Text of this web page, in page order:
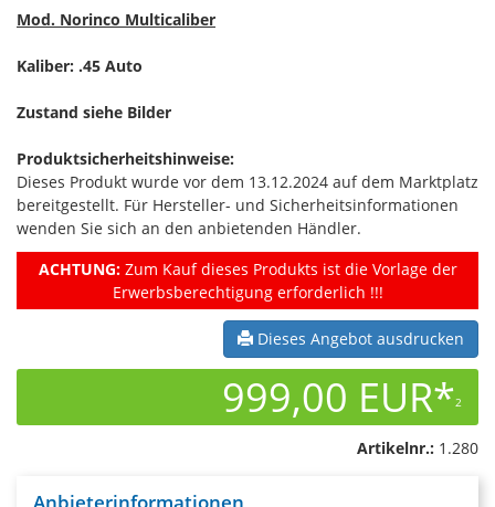
Mod. Norinco Multicaliber
Kaliber: .45 Auto
Zustand siehe Bilder
Produktsicherheitshinweise:
Dieses Produkt wurde vor dem 13.12.2024 auf dem Marktplatz
bereitgestellt. Für Hersteller- und Sicherheitsinformationen
wenden Sie sich an den anbietenden Händler.
ACHTUNG:Zum Kauf dieses Produkts ist die Vorlage der
Erwerbsberechtigung erforderlich !!!
Dieses Angebot ausdrucken
999,00 EUR*2
Artikelnr.: 1.280
Anbieterinformationen